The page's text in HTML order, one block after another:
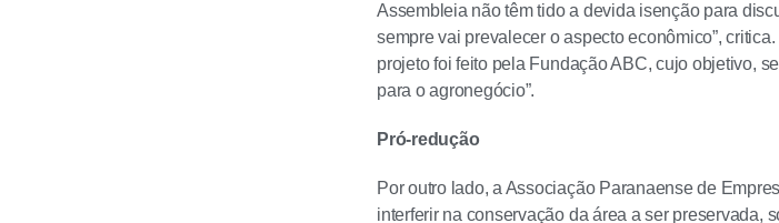
Assembleia não têm tido a devida isenção para
sempre vai prevalecer o aspecto econômico”,
projeto foi feito pela Fundação ABC, cujo objetivo,
para o agronegócio”.
Pró-redução
Por outro lado, a Associação Paranaense de
interferir na conservação da área a ser preservada,